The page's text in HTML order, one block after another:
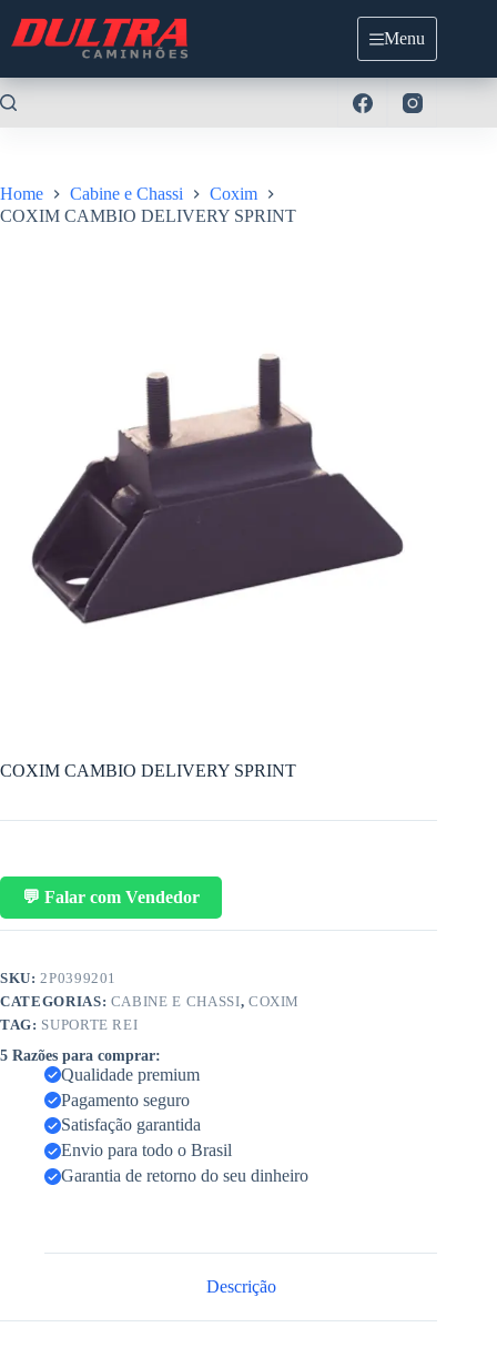
para
Menu
Home Cabine e Chassi
Coxim
COXIM CAMBIO DELIVERY SPRINT
COXIM CAMBIO DELIVERY SPRINT
💬 Falar com Vendedor
SKU: 2P0399201
CATEGORIAS: CABINE E CHASSI, COXIM
TAG: SUPORTE REI
5 Razões para comprar:
Qualidade premium
Pagamento seguro
Satisfação garantida
Envio para todo o Brasil
Garantia de retorno do seu dinheiro
Descrição